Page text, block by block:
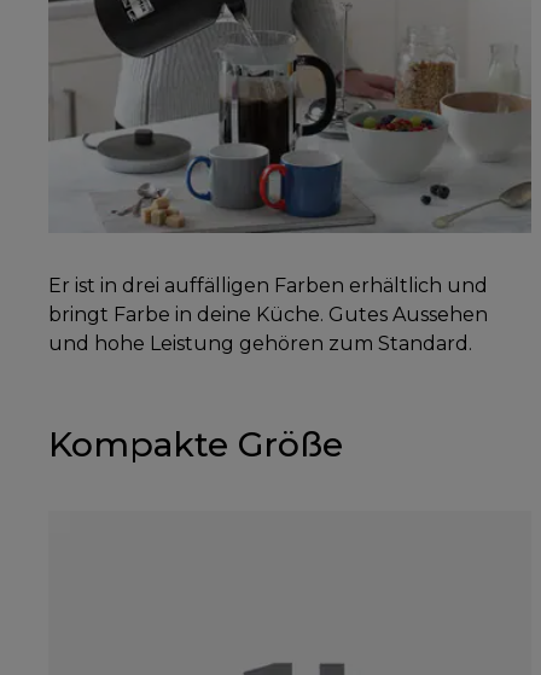
Er ist in drei auffälligen Farben erhältlich und
bringt Farbe in deine Küche. Gutes Aussehen
und hohe Leistung gehören zum Standard.
Kompakte Größe